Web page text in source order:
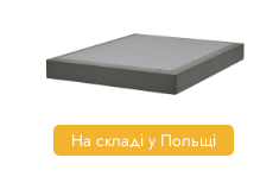
На складі у Польщі